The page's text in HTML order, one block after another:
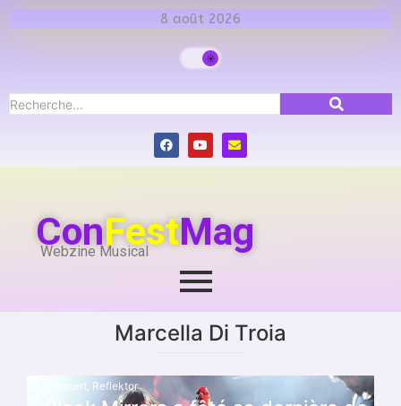
8 août 2026
ConFestMag
Webzine Musical
Marcella Di Troia
Concert, Reflektor